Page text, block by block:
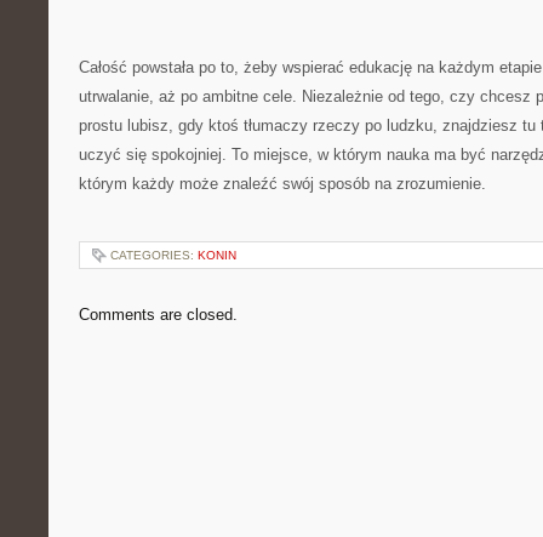
Całość powstała po to, żeby wspierać edukację na każdym
utrwalanie, aż po ambitne cele. Niezależnie od tego, czy chcesz
prostu lubisz, gdy ktoś tłumaczy rzeczy po ludzku, znajdziesz tu
uczyć się spokojniej. To miejsce, w którym nauka ma być
którym każdy może znaleźć swój sposób na zrozumienie.
CATEGORIES: KONIN
Comments are closed.